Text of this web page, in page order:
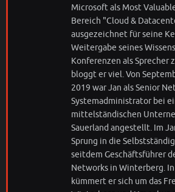
Microsoft als Most
Bereich "Cloud &
ausgezeichnet für seine
Weitergabe seines
Konferenzen als Sprecher
bloggt er viel. Von
2019 war Jan als Senior
Systemadministrator bei
mittelständischen
Sauerland angestellt. Im
Sprung in die
seitdem Geschäftsführer
Networks in Winterberg.
kümmert er sich um das